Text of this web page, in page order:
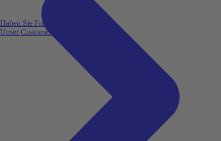
Haben Sie Fragen?
Unser Customer Service ist für Sie da!